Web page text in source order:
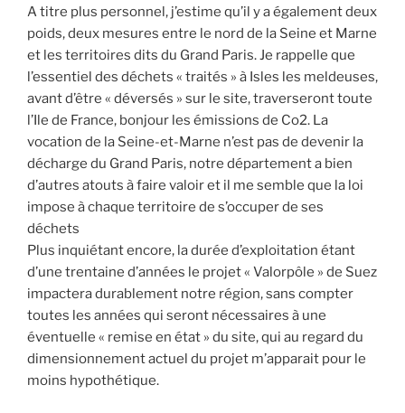
A titre plus personnel, j’estime qu’il y a également deux
poids, deux mesures entre le nord de la Seine et Marne
et les territoires dits du Grand Paris. Je rappelle que
l’essentiel des déchets « traités » à Isles les meldeuses,
avant d’être « déversés » sur le site, traverseront toute
l’Ile de France, bonjour les émissions de Co2. La
vocation de la Seine-et-Marne n’est pas de devenir la
décharge du Grand Paris, notre département a bien
d’autres atouts à faire valoir et il me semble que la loi
impose à chaque territoire de s’occuper de ses
déchets
Plus inquiétant encore, la durée d’exploitation étant
d’une trentaine d’années le projet « Valorpôle » de Suez
impactera durablement notre région, sans compter
toutes les années qui seront nécessaires à une
éventuelle « remise en état » du site, qui au regard du
dimensionnement actuel du projet m’apparait pour le
moins hypothétique.